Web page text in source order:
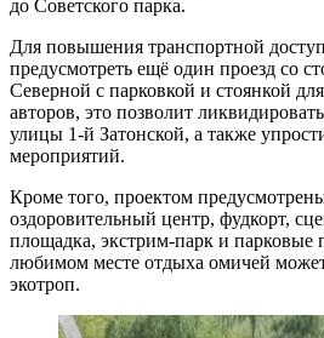
до Советского парка.
Для повышения транспортной
предусмотреть ещё один проезд со
Северной с парковкой и стоянкой
авторов, это позволит
улицы 1-й Затонской, а также
мероприятий.
Кроме того, проектом
оздоровительный центр, фудкорт,
площадка, экстрим-парк и
любимом месте отдыха омичей может
экотроп.